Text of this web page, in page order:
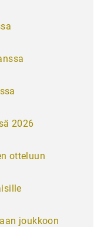
2026
otteluun
joukkoon